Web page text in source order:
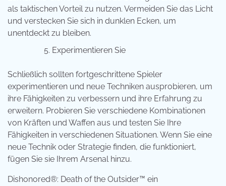
als taktischen Vorteil zu nutzen. Vermeiden Sie das Licht
und verstecken Sie sich in dunklen Ecken, um
unentdeckt zu bleiben.
Experimentieren Sie
Schließlich sollten fortgeschrittene Spieler
experimentieren und neue Techniken ausprobieren, um
ihre Fähigkeiten zu verbessern und ihre Erfahrung zu
erweitern. Probieren Sie verschiedene Kombinationen
von Kräften und Waffen aus und testen Sie Ihre
Fähigkeiten in verschiedenen Situationen. Wenn Sie eine
neue Technik oder Strategie finden, die funktioniert,
fügen Sie sie Ihrem Arsenal hinzu.
Dishonored®: Death of the Outsider™ ein